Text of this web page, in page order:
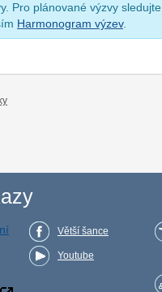
Pro plánované výzvy sledujte
Harmonogram výzev.
Větší šance
Youtube